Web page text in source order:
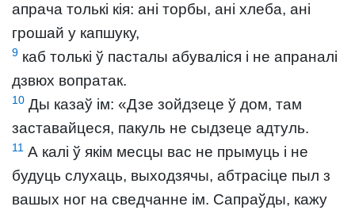
апрача толькі кія: ані торбы, ані хлеба, ані
грошай у капшуку,
9 каб толькі ў пасталы абуваліся і не апраналі
дзвюх вопратак.
10 Ды казаў ім: «Дзе зойдзеце ў дом, там
заставайцеся, пакуль не сыдзеце адтуль.
11 А калі ў якім месцы вас не прымуць і не
будуць слухаць, выходзячы, абтрасіце пыл з
вашых ног на сведчанне ім. Сапраўды, кажу